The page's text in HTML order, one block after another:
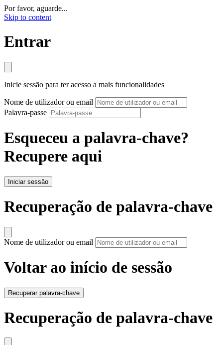
Por favor, aguarde...
Skip to content
Entrar
Inicie sessão para ter acesso a mais funcionalidades
Nome de utilizador ou email
Palavra-passe
Esqueceu a palavra-chave?
Recupere aqui
Iniciar sessão
Recuperação de palavra-chave
Nome de utilizador ou email
Voltar ao início de sessão
Recuperar palavra-chave
Recuperação de palavra-chave